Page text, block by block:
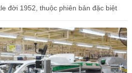
đời 1952, thuộc phiên bản đặc biệt